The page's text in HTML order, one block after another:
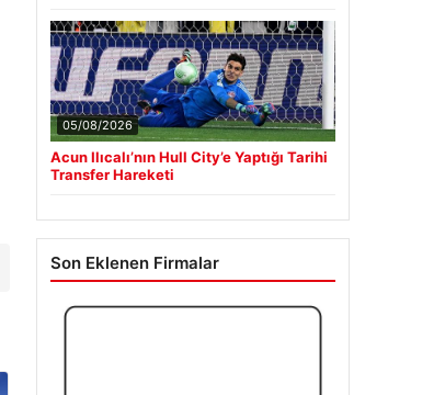
05/08/2026
Acun Ilıcalı’nın Hull City’e Yaptığı Tarihi
Transfer Hareketi
Son Eklenen Firmalar